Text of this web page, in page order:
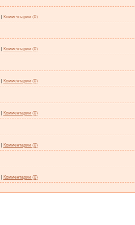
Комментарии (0)
Комментарии (0)
Комментарии (0)
Комментарии (0)
Комментарии (0)
Комментарии (0)